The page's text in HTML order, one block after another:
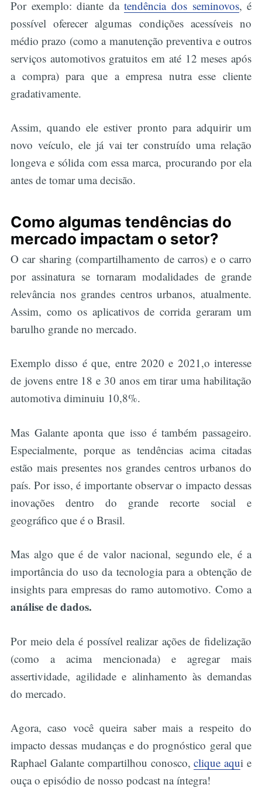
Por exemplo: diante datendência dos seminovos, é
possível oferecer algumas condições acessíveis no
médio prazo (como a manutenção preventiva e outros
serviços automotivos gratuitos em até 12 meses após
a compra) para que a empresa nutra esse cliente
gradativamente.
Assim, quando ele estiver pronto para adquirir um
novo veículo, ele já vai ter construído uma relação
longeva e sólida com essa marca, procurando por ela
antes de tomar uma decisão.
Como algumas tendências do
mercado impactam o setor?
O car sharing (compartilhamento de carros) e o carro
por assinatura se tornaram modalidades de grande
relevância nos grandes centros urbanos, atualmente.
Assim, como os aplicativos de corrida geraram um
barulho grande no mercado.
Exemplo disso é que, entre 2020 e 2021,o interesse
de jovens entre 18 e 30 anos em tirar uma habilitação
automotiva diminuiu 10,8%.
Mas Galante aponta que isso é também passageiro.
Especialmente, porque as tendências acima citadas
estão mais presentes nos grandes centros urbanos do
país. Por isso, é importante observar o impacto dessas
inovações dentro do grande recorte social e
geográfico que é o Brasil.
Mas algo que é de valor nacional, segundo ele, é a
importância do uso da tecnologia para a obtenção de
insights para empresas do ramo automotivo. Como a
análise de dados.
Por meio dela é possível realizar ações de fidelização
(como a acima mencionada) e agregar mais
assertividade, agilidade e alinhamento às demandas
do mercado.
Agora, caso você queira saber mais a respeito do
impacto dessas mudanças e do prognóstico geral que
Raphael Galante compartilhou conosco,clique aqui e
ouça o episódio de nosso podcast na íntegra!